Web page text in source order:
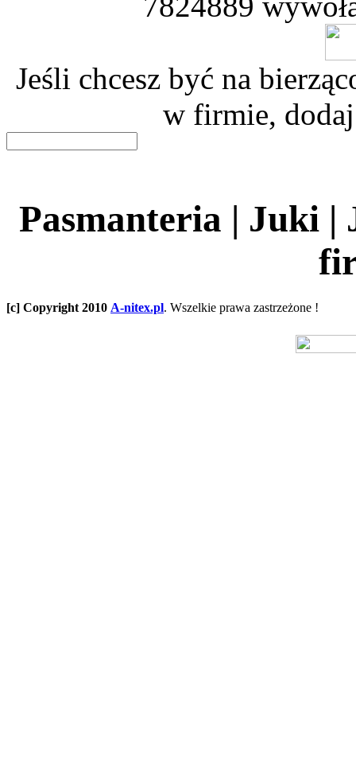
Jeśli chcesz być na
w firmie,
Pasmanteria | Juki |
[c] Copyright 2010 A-nitex.pl. Wszelkie prawa zastrzeżone !